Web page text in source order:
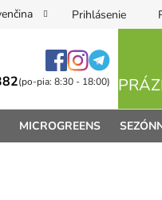
Prihlásenie
(po-pia: 8:30 - 18:00)
MICROGREENS